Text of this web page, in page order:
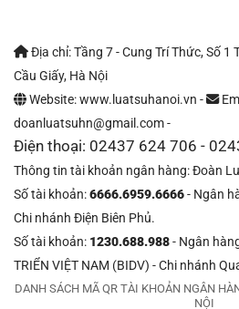
Địa chỉ: Tầng 7 - Cung Trí Thức, Số 1
Cầu Giấy, Hà Nội
Website: www.luatsuhanoi.vn -
doanluatsuhn@gmail.com -
Điện thoại: 02437 624 706 -
Thông tin tài khoản ngân hàng: Đoàn
Số tài khoản:6666.6959.6666- Ngân
Chi nhánh Điện Biên Phủ.
Số tài khoản: 1230.688.988- Ngân
TRIỂN VIỆT NAM (BIDV) - Chi nhánh
DANH SÁCH MÃ QR TÀI KHOẢN NGÂN
NỘI